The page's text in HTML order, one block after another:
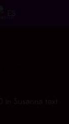
Susanna text